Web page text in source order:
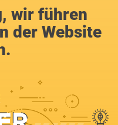
wir führen
der Website